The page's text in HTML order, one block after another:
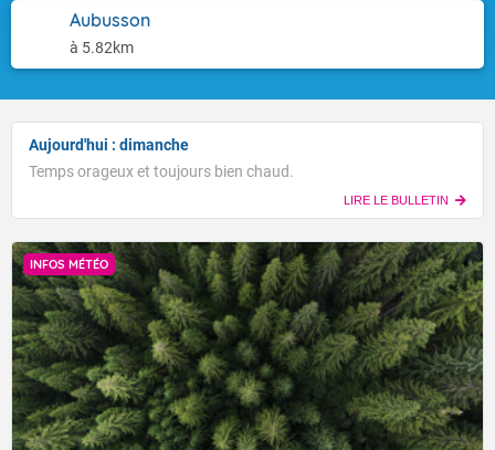
Aubusson
à 5.82km
Aujourd'hui : dimanche
Temps orageux et toujours bien chaud.
LIRE LE BULLETIN
INFOS MÉTÉO